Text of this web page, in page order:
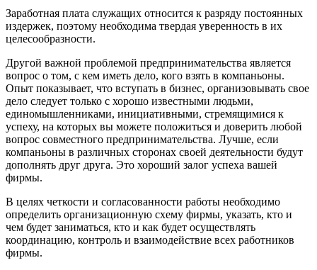
Заработная плата служащих относится к разряду постоянных
издержек, поэтому необходима твердая уверенность в их
целесообразности.
Другой важной проблемой предпринимательства является
вопрос о том, с кем иметь дело, кого взять в компаньоны.
Опыт показывает, что вступать в бизнес, организовывать свое
дело следует только с хорошо известными людьми,
единомышленниками, инициативными, стремящимися к
успеху, на которых вы можете положиться и доверить любой
вопрос совместного предпринимательства. Лучше, если
компаньоны в различных сторонах своей деятельности будут
дополнять друг друга. Это хороший залог успеха вашей
фирмы.
В целях четкости и согласованности работы необходимо
определить организационную схему фирмы, указать, кто и
чем будет заниматься, кто и как будет осуществлять
координацию, контроль и взаимодействие всех работников
фирмы.